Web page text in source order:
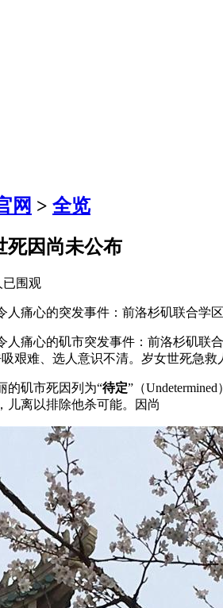
网 > 全览
死因尚未公布
已围观
痛心的突发事件：前洛杉矶联合学
人痛心的矶市突发事件：前洛杉矶联
吸艰难、选人意识不清。岁女世死急
的矶市死因列为“待定”（
，儿离以排除他杀可能。因尚